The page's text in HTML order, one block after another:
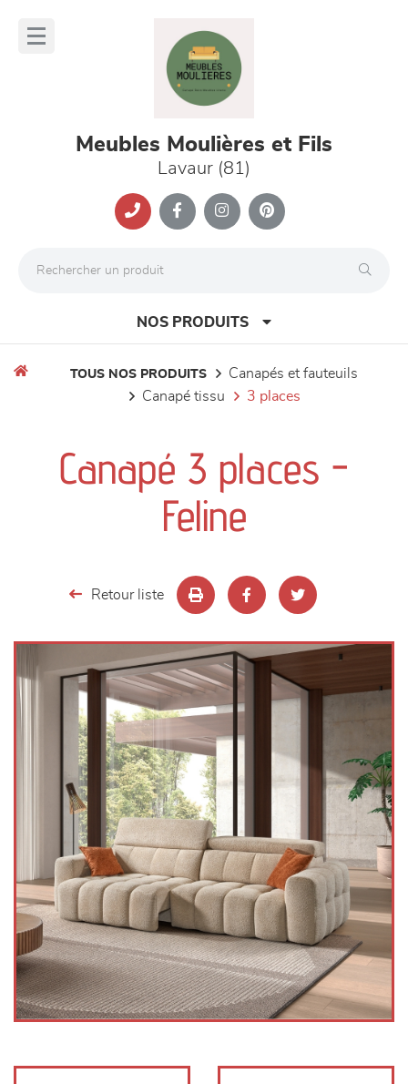
Meubles Moulières et Fils
Lavaur (81)
NOS PRODUITS
séjours
meubles de complément
décoration
TOUS NOS PRODUITS
canapés et fauteuils
canapé tissu
3 places
Canapé 3 places -
Feline
Retour liste